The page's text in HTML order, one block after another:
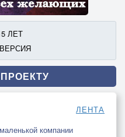
ЛЕТ
ЛЕНТА
компании